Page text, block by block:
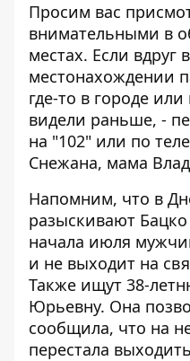
Просим вас
внимательными в
местах. Если вдруг
местонахождении
где-то в городе
видели раньше, -
на "102" или по
Снежана, мама
Напомним, что в
разыскивают
начала июля
и не выходит на
Также ищут 38-
Юрьевну. Она
сообщила, что на
перестала